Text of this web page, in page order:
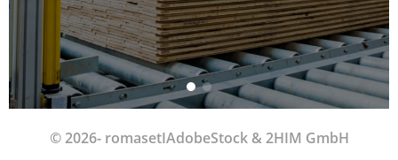
© 2026- romasetIAdobeStock & 2HIM GmbH